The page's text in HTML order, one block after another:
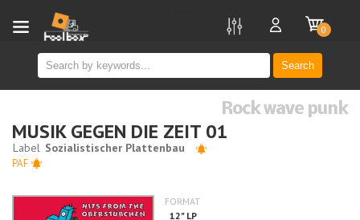
Search
0
Rock wave punk
MUSIK GEGEN DIE ZEIT 01
PAF